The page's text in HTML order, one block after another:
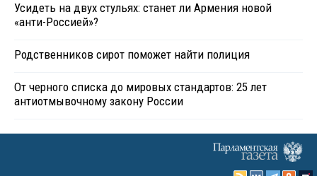
Усидеть на двух стульях: станет ли Армения новой
«анти-Россией»?
Родственников сирот поможет найти полиция
От черного списка до мировых стандартов: 25 лет
антиотмывочному закону России